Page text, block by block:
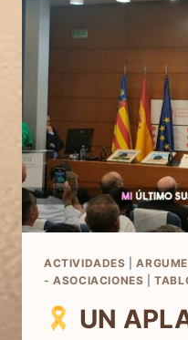
QUE
CAMBIA
EL
MUNDO
ACTIVIDADES |
- ASOCIACIONES |
UN